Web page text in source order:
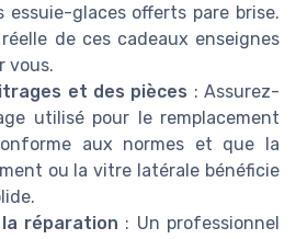
essuie-glaces offerts pare brise.
de ces cadeaux enseignes
vous.
et des pièces : Assurez-
utilisé pour le remplacement
aux normes et que la
ou la vitre latérale bénéficie
réparation : Un professionnel